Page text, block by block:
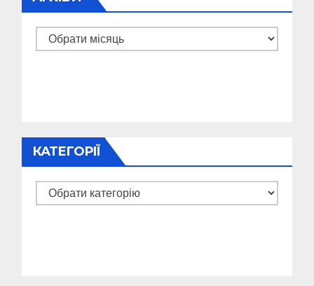
Архіви
КАТЕГОРІЇ
Категорії